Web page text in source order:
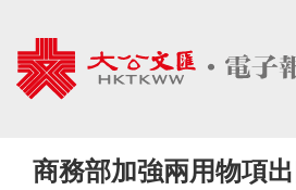
商務部加強兩用物項